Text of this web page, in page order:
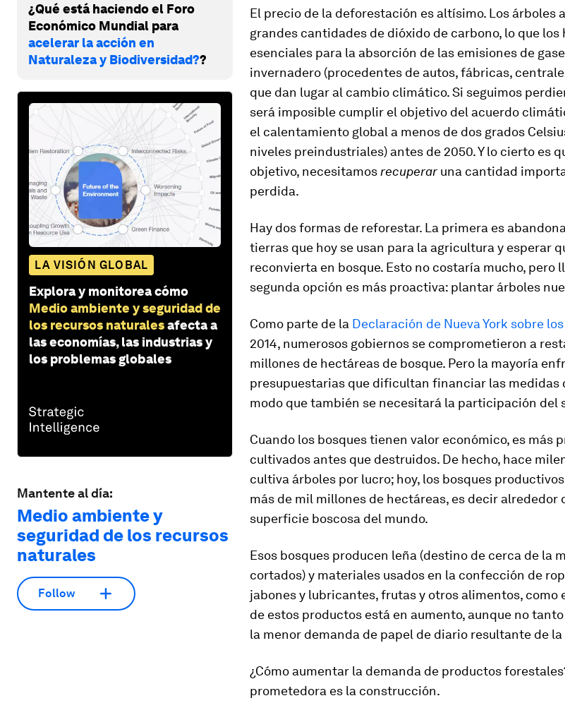
¿Qué está haciendo el Foro
Económico Mundial para
acelerar la acción en
Naturaleza y Biodiversidad??
LA VISIÓN GLOBAL
Explora y monitorea cómo
Medio ambiente y seguridad de
los recursos naturalesafecta a
las economías, las industrias y
los problemas globales
Mantente al día:
Medio ambiente y
seguridad de los recursos
naturales
Follow
El precio de la deforestación es altísimo. Los árboles
grandes cantidades de dióxido de carbono, lo que
esenciales para la absorción de las emisiones de
invernadero (procedentes de autos, fábricas,
que dan lugar al cambio climático. Si seguimos
será imposible cumplir el objetivo del acuerdo
el calentamiento global a menos de dos grados
niveles preindustriales) antes de 2050. Y lo cierto es
objetivo, necesitamos recuperaruna cantidad
perdida.
Hay dos formas de reforestar. La primera es
tierras que hoy se usan para la agricultura y esperar
reconvierta en bosque. Esto no costaría mucho, pero
segunda opción es más proactiva: plantar árboles
Como parte de la Declaración de Nueva York sobre
2014, numerosos gobiernos se comprometieron a
millones de hectáreas de bosque. Pero la mayoría
presupuestarias que dificultan financiar las medidas
modo que también se necesitará la participación del
Cuando los bosques tienen valor económico, es más
cultivados antes que destruidos. De hecho, hace
cultiva árboles por lucro; hoy, los bosques
más de mil millones de hectáreas, es decir alrededor
superficie boscosa del mundo.
Esos bosques producen leña (destino de cerca de la
cortados) y materiales usados en la confección de
jabones y lubricantes, frutas y otros alimentos, como
de estos productos está en aumento, aunque no
la menor demanda de papel de diario resultante de
¿Cómo aumentar la demanda de productos
prometedora es la construcción.